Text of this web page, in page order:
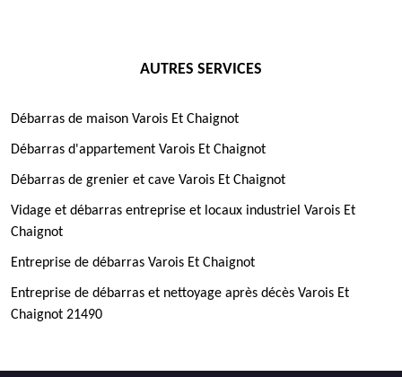
AUTRES SERVICES
Débarras de maison Varois Et Chaignot
Débarras d'appartement Varois Et Chaignot
Débarras de grenier et cave Varois Et Chaignot
Vidage et débarras entreprise et locaux industriel Varois Et
Chaignot
Entreprise de débarras Varois Et Chaignot
Entreprise de débarras et nettoyage après décès Varois Et
Chaignot 21490